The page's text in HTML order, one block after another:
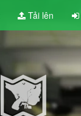
Tải lên